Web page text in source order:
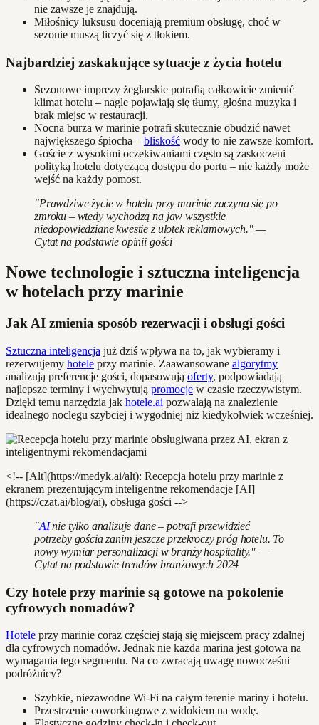
nie zawsze je znajdują.
Miłośnicy luksusu doceniają premium obsługę, choć w
sezonie muszą liczyć się z tłokiem.
Najbardziej zaskakujące sytuacje z życia hotelu
Sezonowe imprezy żeglarskie potrafią całkowicie zmienić
klimat hotelu – nagle pojawiają się tłumy, głośna muzyka i
brak miejsc w restauracji.
Nocna burza w marinie potrafi skutecznie obudzić nawet
największego śpiocha – bliskość wody to nie zawsze komfort.
Goście z wysokimi oczekiwaniami często są zaskoczeni
polityką hotelu dotyczącą dostępu do portu – nie każdy może
wejść na każdy pomost.
"Prawdziwe życie w hotelu przy marinie zaczyna się po
zmroku – wtedy wychodzą na jaw wszystkie
niedopowiedziane kwestie z ulotek reklamowych." —
Cytat na podstawie opinii gości
Nowe technologie i sztuczna inteligencja
w hotelach przy marinie
Jak AI zmienia sposób rezerwacji i obsługi gości
Sztuczna inteligencja już dziś wpływa na to, jak wybieramy i
rezerwujemy hotele przy marinie. Zaawansowane algorytmy
analizują preferencje gości, dopasowują oferty, podpowiadają
najlepsze terminy i wychwytują promocje w czasie rzeczywistym.
Dzięki temu narzędzia jak hotele.ai pozwalają na znalezienie
idealnego noclegu szybciej i wygodniej niż kiedykolwiek wcześniej.
<!-- [Alt](https://medyk.ai/alt): Recepcja hotelu przy marinie z
ekranem prezentującym inteligentne rekomendacje [AI]
(https://czat.ai/blog/ai), obsługa gości -->
"AInie tylko analizuje dane – potrafi przewidzieć
potrzeby gościa zanim jeszcze przekroczy próg hotelu. To
nowy wymiar personalizacji w branży hospitality." —
Cytat na podstawie trendów branżowych 2024
Czy hotele przy marinie są gotowe na pokolenie
cyfrowych nomadów?
Hotele przy marinie coraz częściej stają się miejscem pracy zdalnej
dla cyfrowych nomadów. Jednak nie każda marina jest gotowa na
wymagania tego segmentu. Na co zwracają uwagę nowocześni
podróżnicy?
Szybkie, niezawodne Wi-Fi na całym terenie mariny i hotelu.
Przestrzenie coworkingowe z widokiem na wodę.